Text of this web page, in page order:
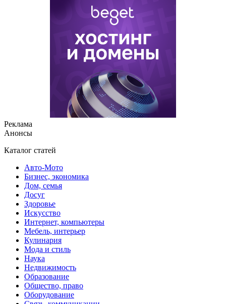
Реклама
Анонсы
Каталог статей
Авто-Мото
Бизнес, экономика
Дом, семья
Досуг
Здоровье
Искусство
Интернет, компьютеры
Мебель, интерьер
Кулинария
Мода и стиль
Наука
Недвижимость
Образование
Общество, право
Оборудование